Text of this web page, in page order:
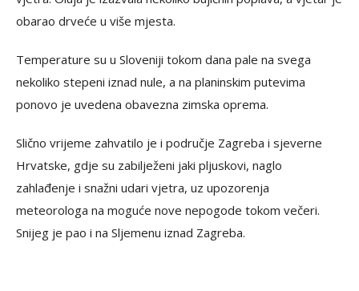
obarao drveće u više mjesta.
Temperature su u Sloveniji tokom dana pale na svega
nekoliko stepeni iznad nule, a na planinskim putevima
ponovo je uvedena obavezna zimska oprema.
Slično vrijeme zahvatilo je i područje Zagreba i sjeverne
Hrvatske, gdje su zabilježeni jaki pljuskovi, naglo
zahlađenje i snažni udari vjetra, uz upozorenja
meteorologa na moguće nove nepogode tokom večeri.
Snijeg je pao i na Sljemenu iznad Zagreba.